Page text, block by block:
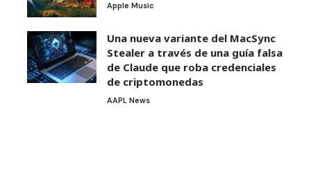
Apple Music
Una nueva variante del MacSync
Stealer a través de una guía falsa
de Claude que roba credenciales
de criptomonedas
AAPL News